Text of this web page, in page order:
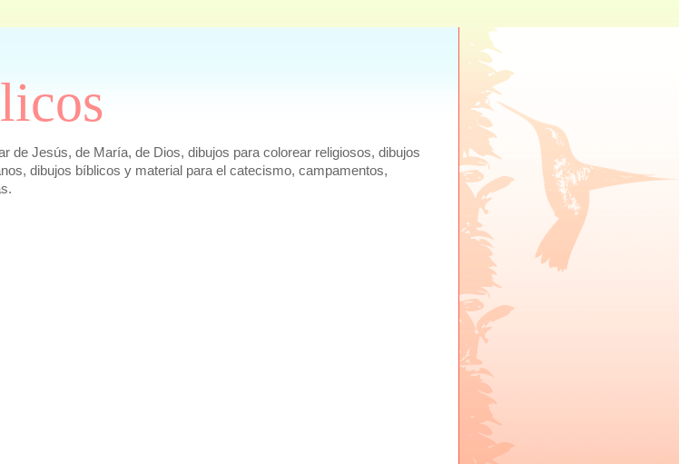
de Jesús, de María, de Dios, dibujos para colorear religiosos, dibujos
dibujos bíblicos y material para el catecismo, campamentos,